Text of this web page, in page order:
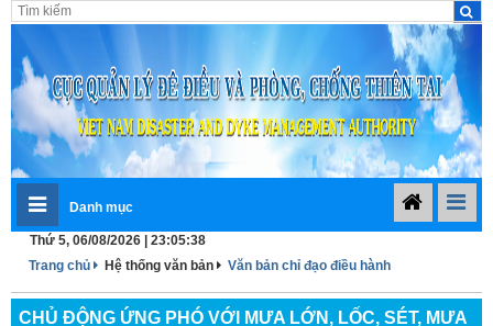
Danh mục
Thứ 5, 06/08/2026 | 23:05:38
Trang chủ
Hệ thống văn bản Văn bản chỉ đạo điều hành
CHỦ ĐỘNG ỨNG PHÓ VỚI MƯA LỚN, LỐC, SÉT, MƯA